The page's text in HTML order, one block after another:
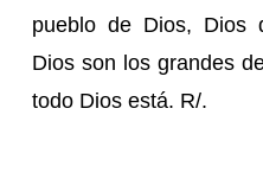
pueblo de Dios, Dios
Dios son los grandes
todo Dios está. R/.